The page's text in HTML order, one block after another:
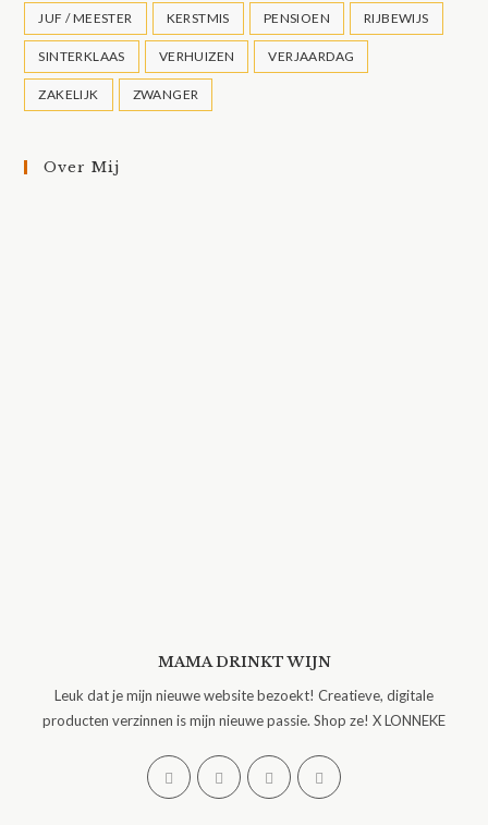
JUF / MEESTER KERSTMIS PENSIOEN RIJBEWIJS
SINTERKLAAS VERHUIZEN VERJAARDAG
ZAKELIJK ZWANGER
Over Mij
MAMA DRINKT WIJN
Leuk dat je mijn nieuwe website bezoekt! Creatieve, digitale
producten verzinnen is mijn nieuwe passie. Shop ze! X LONNEKE
Opent
in
Opent
in
Opent
in
Opent